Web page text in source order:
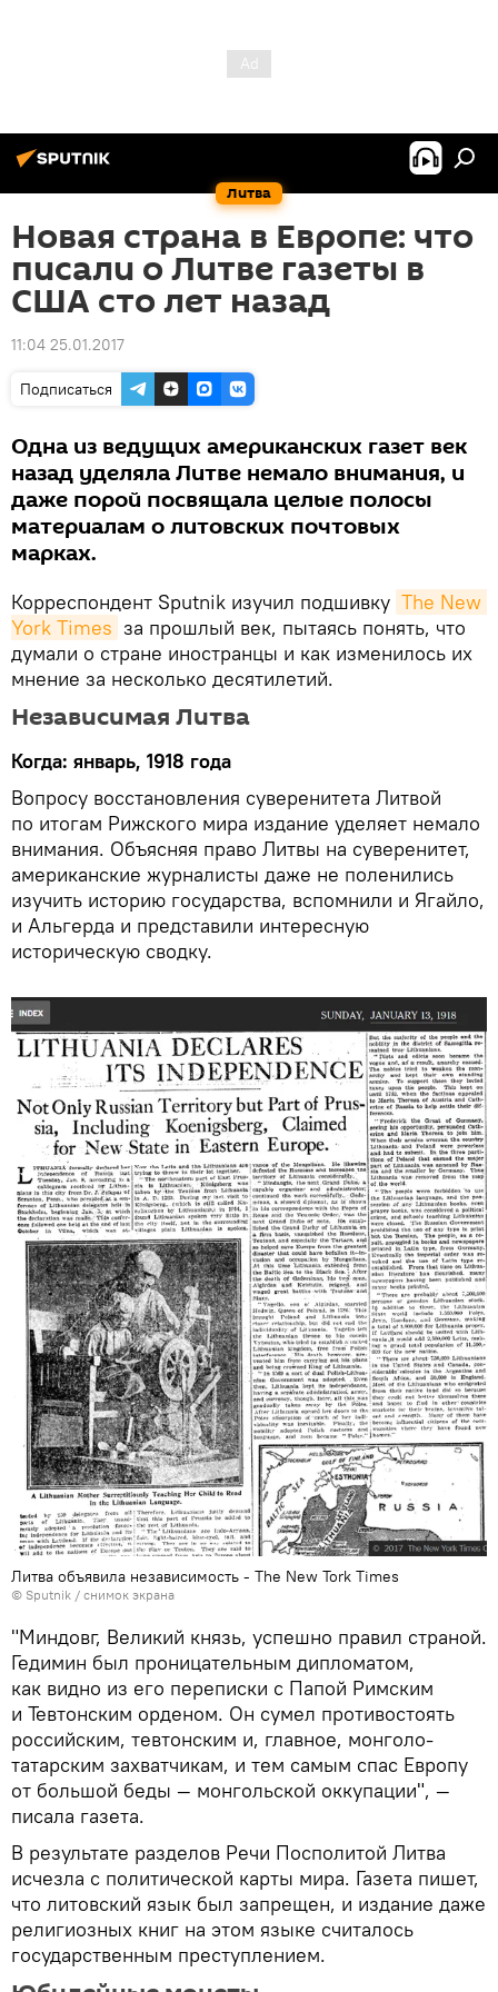
Литва
Новая страна в Европе: что
писали о Литве газеты в
США сто лет назад
11:04 25.01.2017
Подписаться
Одна из ведущих американских газет век
назад уделяла Литве немало внимания, и
даже порой посвящала целые полосы
материалам о литовских почтовых
марках.
Корреспондент Sputnik изучил подшивку The New
York Times за прошлый век, пытаясь понять, что
думали о стране иностранцы и как изменилось их
мнение за несколько десятилетий.
Независимая Литва
Когда: январь, 1918 года
Вопросу восстановления суверенитета Литвой
по итогам Рижского мира издание уделяет немало
внимания. Объясняя право Литвы на суверенитет,
американские журналисты даже не поленились
изучить историю государства, вспомнили и Ягайло,
и Альгерда и представили интересную
историческую сводку.
Литва объявила независимость - The New Tork Times
© Sputnik / снимок экрана
"Миндовг, Великий князь, успешно правил страной.
Гедимин был проницательным дипломатом,
как видно из его переписки с Папой Римским
и Тевтонским орденом. Он сумел противостоять
российским, тевтонским и, главное, монголо-
татарским захватчикам, и тем самым спас Европу
от большой беды — монгольской оккупации", —
писала газета.
В результате разделов Речи Посполитой Литва
исчезла с политической карты мира. Газета пишет,
что литовский язык был запрещен, и издание даже
религиозных книг на этом языке считалось
государственным преступлением.